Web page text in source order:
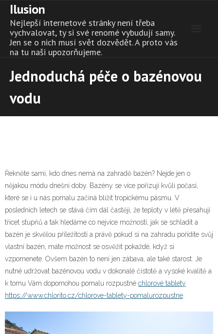
Skip
content
Ilusion
Nejlepší internetové stránky není třeba
vychvalovat, ty si své renomé vybudují samy.
Jen se o nich musí svět dozvědět. A proto vás
na tu naši upozorňujeme.
Jednoduchá péče o bazénovou
vodu
Řekněte sami, kdo dnes nemá na zahradě bazén? Nejde jen o
nějakou módu dnešní doby. Bazény se více pořizují kvůli počasí,
které se i u nás pomalu začíná blížit tropickému pásmu. V
posledních letech se stává čím dál častěji, že teploty v létě přesahují
třicet stupňů a tak hledáme co nejvíce možností, jak se schladit a
bazén je skvělou příležitostí a právě pokud si na zahradu pořídíte svůj
vlastní bazén, máte možnost se osvěžit pokaždé, když si
vzpomenete. Ovšem bazén to není jen zábava, ale také starost. Je
nutné udržovat bazénovou vodu v dokonalé čistotě a vysoké kvalitě a
k tomu Vám dopomohou pomalu rozpustné chlorové tablety
https://www.chlorito.cz/chlorove-tablety-pomalurozpustne